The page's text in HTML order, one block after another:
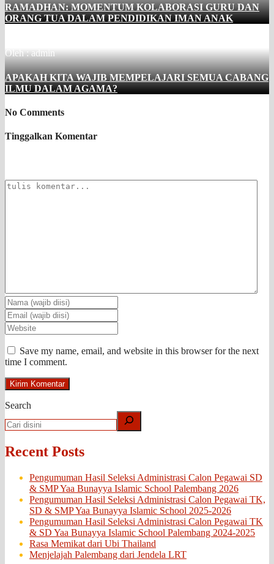
RAMADHAN: MOMENTUM KOLABORASI GURU DAN
ORANG TUA DALAM PENDIDIKAN IMAN ANAK
Oleh : admin
APAKAH KITA WAJIB MEMPELAJARI SEMUA CABANG
ILMU DALAM AGAMA?
No Comments
Tinggalkan Komentar
Save my name, email, and website in this browser for the next
time I comment.
Search
Recent Posts
Pengumuman Hasil Seleksi Administrasi Calon Pegawai SD
& SMP Yaa Bunayya Islamic School Palembang 2026
Pengumuman Hasil Seleksi Administrasi Calon Pegawai TK,
SD & SMP Yaa Bunayya Islamic School 2025-2026
Pengumuman Hasil Seleksi Administrasi Calon Pegawai TK
& SD Yaa Bunayya Islamic School Palembang 2024-2025
Rasa Memikat dari Ubi Thailand
Menjelajah Palembang dari Jendela LRT